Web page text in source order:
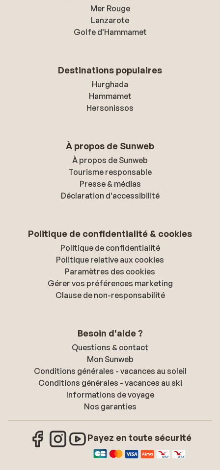
Mer Rouge
Lanzarote
Golfe d'Hammamet
Destinations populaires
Hurghada
Hammamet
Hersonissos
À propos de Sunweb
À propos de Sunweb
Tourisme responsable
Presse & médias
Déclaration d'accessibilité
Politique de confidentialité & cookies
Politique de confidentialité
Politique relative aux cookies
Paramètres des cookies
Gérer vos préférences marketing
Clause de non-responsabilité
Besoin d'aide ?
Questions & contact
Mon Sunweb
Conditions générales - vacances au soleil
Conditions générales - vacances au ski
Informations de voyage
Nos garanties
Payez en toute sécurité